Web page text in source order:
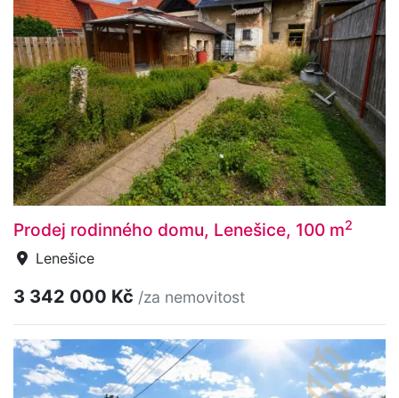
Prodej rodinného domu, Lenešice, 100 m2
Lenešice
3 342 000 Kč /za nemovitost